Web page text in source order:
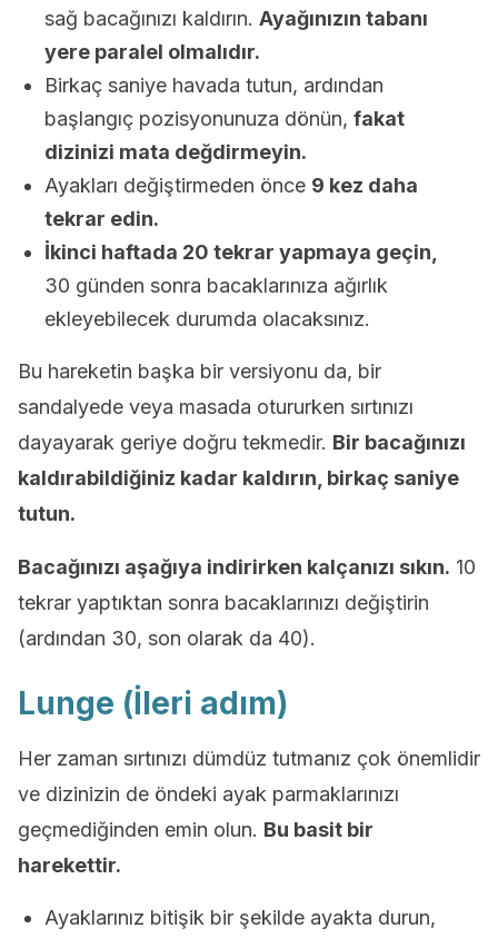
sağ bacağınızı kaldırın. Ayağınızın tabanı
yere paralel olmalıdır.
Birkaç saniye havada tutun, ardından
başlangıç pozisyonunuza dönün, fakat
dizinizi mata değdirmeyin.
Ayakları değiştirmeden önce 9 kez daha
tekrar edin.
İkinci haftada 20 tekrar yapmaya geçin,
30 günden sonra bacaklarınıza ağırlık
ekleyebilecek durumda olacaksınız.
Bu hareketin başka bir versiyonu da, bir
sandalyede veya masada otururken sırtınızı
dayayarak geriye doğru tekmedir. Bir bacağınızı
kaldırabildiğiniz kadar kaldırın, birkaç saniye
tutun.
Bacağınızı aşağıya indirirken kalçanızı sıkın. 10
tekrar yaptıktan sonra bacaklarınızı değiştirin
(ardından 30, son olarak da 40).
Lunge (İleri adım)
Her zaman sırtınızı dümdüz tutmanız çok önemlidir
ve dizinizin de öndeki ayak parmaklarınızı
geçmediğinden emin olun. Bu basit bir
harekettir.
Ayaklarınız bitişik bir şekilde ayakta durun,